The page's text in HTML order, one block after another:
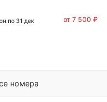
по 31 дек от 7 500 ₽
номера